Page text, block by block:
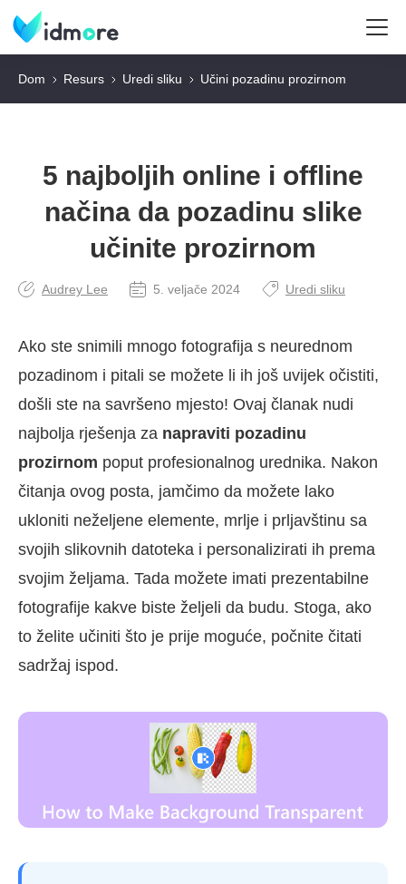
Dom Resurs Uredi sliku Učini pozadinu prozirnom
5 najboljih online i offline
načina da pozadinu slike
učinite prozirnom
Audrey Lee 5. veljače 2024 Uredi sliku
Ako ste snimili mnogo fotografija s neurednom
pozadinom i pitali se možete li ih još uvijek očistiti,
došli ste na savršeno mjesto! Ovaj članak nudi
najbolja rješenja za napraviti pozadinu
prozirnom poput profesionalnog urednika. Nakon
čitanja ovog posta, jamčimo da možete lako
ukloniti neželjene elemente, mrlje i prljavštinu sa
svojih slikovnih datoteka i personalizirati ih prema
svojim željama. Tada možete imati prezentabilne
fotografije kakve biste željeli da budu. Stoga, ako
to želite učiniti što je prije moguće, počnite čitati
sadržaj ispod.